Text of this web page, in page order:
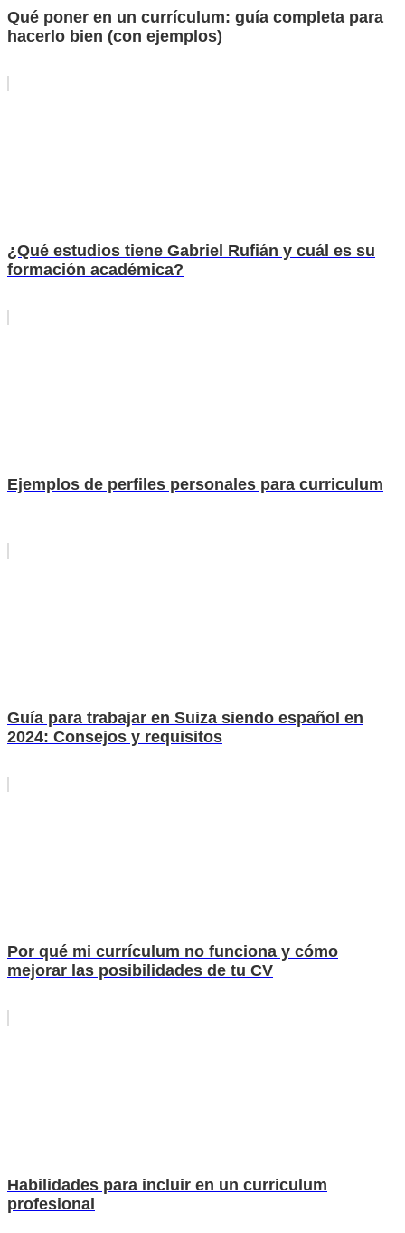
Qué poner en un currículum: guía completa para
hacerlo bien (con ejemplos)
¿Qué estudios tiene Gabriel Rufián y cuál es su
formación académica?
Ejemplos de perfiles personales para curriculum
Guía para trabajar en Suiza siendo español en
2024: Consejos y requisitos
Por qué mi currículum no funciona y cómo
mejorar las posibilidades de tu CV
Habilidades para incluir en un curriculum
profesional